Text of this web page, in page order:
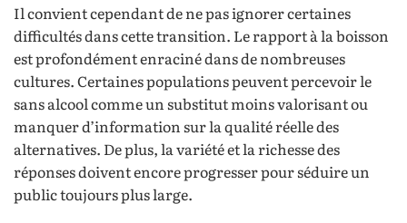
Il convient cependant de ne pas ignorer certaines
difficultés dans cette transition. Le rapport à la boisson
est profondément enraciné dans de nombreuses
cultures. Certaines populations peuvent percevoir le
sans alcool comme un substitut moins valorisant ou
manquer d’information sur la qualité réelle des
alternatives. De plus, la variété et la richesse des
réponses doivent encore progresser pour séduire un
public toujours plus large.